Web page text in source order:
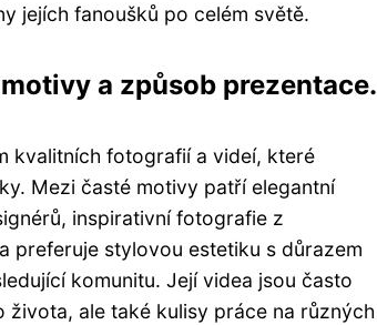
jejích fanoušků po celém světě.
a způsob prezentace.
kvalitních fotografií a videí, které
Mezi časté motivy patří elegantní
inspirativní fotografie z
preferuje stylovou estetiku s důrazem
komunitu. Její videa jsou často
života, ale také kulisy práce na různých